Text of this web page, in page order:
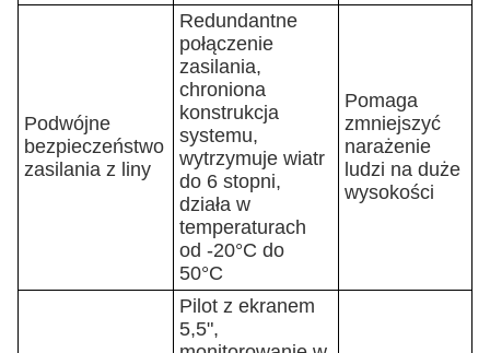
Podwójne
bezpieczeństwo
zasilania z liny
Redundantne
połączenie
zasilania,
chroniona
konstrukcja
systemu,
wytrzymuje wiatr
do 6 stopni,
działa w
temperaturach
od -20°C do
50°C
Pomaga
zmniejszyć
narażenie
ludzi na duże
wysokości
Pilot z ekranem
5,5",